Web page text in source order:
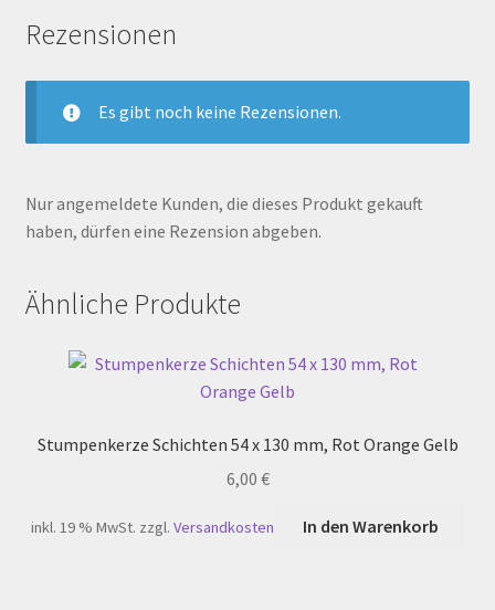
Rezensionen
Es gibt noch keine Rezensionen.
Nur angemeldete Kunden, die dieses Produkt gekauft
haben, dürfen eine Rezension abgeben.
Ähnliche Produkte
Stumpenkerze Schichten 54 x 130 mm, Rot Orange Gelb
6,00 €
inkl. 19 % MwSt. zzgl.Versandkosten In den Warenkorb